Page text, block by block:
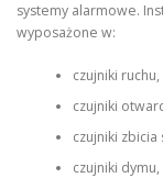
systemy alarmowe.
wyposażone w:
czujniki ruchu,
czujniki
czujniki zbicia
czujniki dymu,